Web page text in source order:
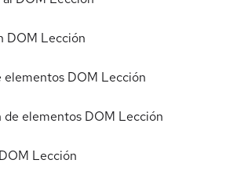
DOM Lección
elementos DOM Lección
de elementos DOM Lección
Lección